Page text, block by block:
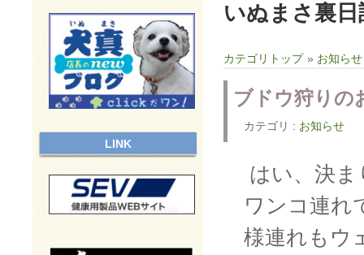
いぬまさ裏
カテゴリトップ » お知らせ
ブドウ狩りの
カテゴリ : お知らせ
はい、決
ワンコ連れ
様連れもウ
LINK